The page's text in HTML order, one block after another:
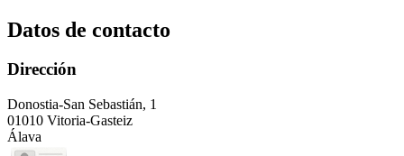
Datos de contacto
Dirección
Donostia-San Sebastián, 1
01010 Vitoria-Gasteiz
Álava